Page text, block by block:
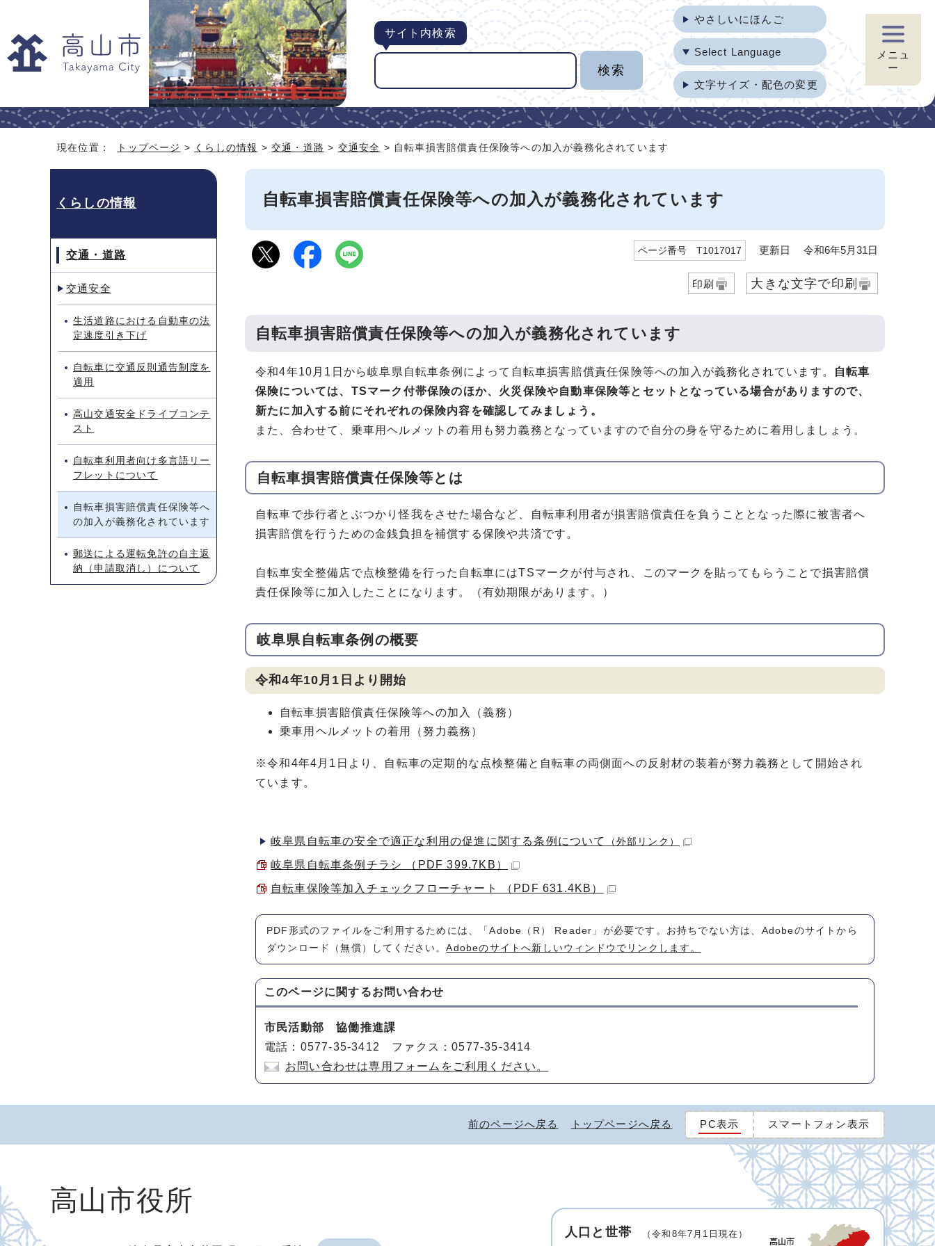
サイト内検索
やさしいにほんご
Select Language
文字サイズ・配色の変更
メニュ
ー
現在位置： トップページ > くらしの情報 >交通・道路 > 交通安全 > 自転車損害賠償責任保険等への加入が義務化されています
自転車損害賠償責任保険等への加入が義務化されています
ページ番号 T1017017 更新日 令和6年5月31日
印刷 大きな文字で印刷
自転車損害賠償責任保険等への加入が義務化されています
令和4年10月1日から岐阜県自転車条例によって自転車損害賠償責任保険等への加入が義務化されています。
自転車
保険については、TSマーク付帯保険のほか、火災保険や自動車保険等とセットとなっている場合がありますので、
新たに加入する前にそれぞれの保険内容を確認してみましょう。
また、合わせて、乗車用ヘルメットの着用も努力義務となっていますので自分の身を守るために着用しましょう。
自転車損害賠償責任保険等とは
自転車で歩行者とぶつかり怪我をさせた場合など、自転車利用者が損害賠償責任を負うこととなった際に被害者へ
損害賠償を行うための金銭負担を補償する保険や共済です。
自転車安全整備店で点検整備を行った自転車にはTSマークが付与され、このマークを貼ってもらうことで損害賠償
責任保険等に加入したことになります。（有効期限があります。）
岐阜県自転車条例の概要
令和4年10月1日より開始
自転車損害賠償責任保険等への加入（義務）
乗車用ヘルメットの着用（努力義務）
※令和4年4月1日より、自転車の定期的な点検整備と自転車の両側面への反射材の装着が努力義務として開始され
ています。
岐阜県自転車の安全で適正な利用の促進に関する条例について （外部リンク）
岐阜県自転車条例チラシ （PDF 399.7KB）
自転車保険等加入チェックフローチャート （PDF 631.4KB）
PDF形式のファイルをご利用するためには、「Adobe（R） Reader」が必要です。お持ちでない方は、Adobeのサイトから
ダウンロード（無償）してください。Adobeのサイトへ新しいウィンドウでリンクします。
このページに関するお問い合わせ
市民活動部 協働推進課
電話：0577-35-3412 ファクス：0577-35-3414
お問い合わせは専用フォームをご利用ください。
くらしの情報
交通・道路
交通安全
生活道路における自動車の法
定速度引き下げ
自転車に交通反則通告制度を
適用
高山交通安全ドライブコンテ
スト
自転車利用者向け多言語リー
フレットについて
自転車損害賠償責任保険等へ
の加入が義務化されています
郵送による運転免許の自主返
納（申請取消し）について
前のページへ戻る トップページへ戻る PC表示 スマートフォン表示
高山市役所
人口と世帯 （令和8年7月1日現在）